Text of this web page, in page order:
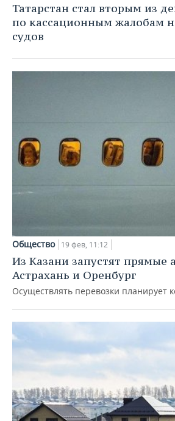
Татарстан стал вторым из
по кассационным жалобам
судов
Общество 19 фев, 11:12
Из Казани запустят прямые
Астрахань и Оренбург
Осуществлять перевозки планирует